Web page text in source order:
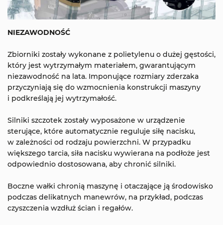
NIEZAWODNOŚĆ
Zbiorniki zostały wykonane z polietylenu o dużej gęstości,
który jest wytrzymałym materiałem, gwarantującym
niezawodność na lata. Imponujące rozmiary zderzaka
przyczyniają się do wzmocnienia konstrukcji maszyny
i podkreślają jej wytrzymałość.
Silniki szczotek zostały wyposażone w urządzenie
sterujące, które automatycznie reguluje siłę nacisku,
w zależności od rodzaju powierzchni. W przypadku
większego tarcia, siła nacisku wywierana na podłoże jest
odpowiednio dostosowana, aby chronić silniki.
Boczne wałki chronią maszynę i otaczające ją środowisko
podczas delikatnych manewrów, na przykład, podczas
czyszczenia wzdłuż ścian i regałów.